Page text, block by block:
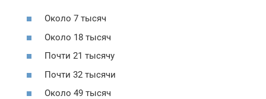
Около 7 тысяч
Около 18 тысяч
Почти 21 тысячу
Почти 32 тысячи
Около 49 тысяч